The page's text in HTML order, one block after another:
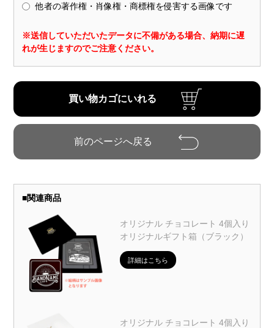
他者の著作権・肖像権・商標権を侵害する画像です
※送信していただいたデータに不備がある場合、納期に遅
れが生じますのでご注意ください。
■関連商品
オリジナル チョコレート 4個入り
オリジナルギフト箱（ブラック）
詳細はこちら
オリジナル チョコレート 4個入り